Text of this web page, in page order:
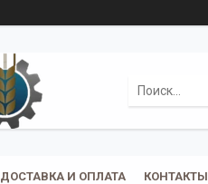
ДОСТАВКА И ОПЛАТА КОНТАКТЫ